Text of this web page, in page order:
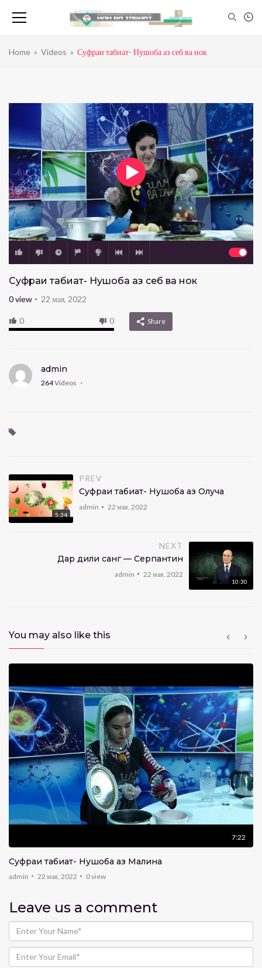
Home » Videos » Суфраи табиат- Нушоба аз себ ва нок
Суфраи табиат- Нушоба аз себ ва нок
0view 22 мая, 2022
0 0 Share
admin
264Videos
5:34
PREV
Суфраи табиат- Нушоба аз Олуча
admin 22 мая, 2022
NEXT
Дар дили санг — Серпантин
admin 22 мая, 2022
10:30
You may also like this
7:22
Суфраи табиат- Нушоба аз Малина
admin 22 мая, 2022 0view
Leave us a comment